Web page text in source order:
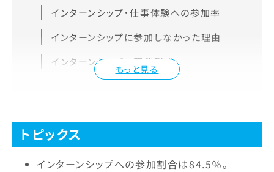
もっと見る
インターンシップ・仕事体験への参加率
インターンシップに参加しなかった理由
インターンシップの開催形式
トピックス
インターンシップへの参加割合は84.5％。